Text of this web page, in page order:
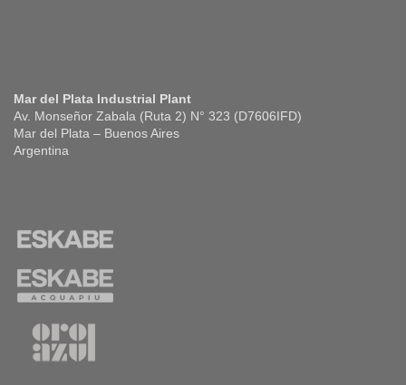
Mar del Plata Industrial Plant
Av. Monseñor Zabala (Ruta 2) N° 323 (D7606IFD)
Mar del Plata – Buenos Aires
Argentina